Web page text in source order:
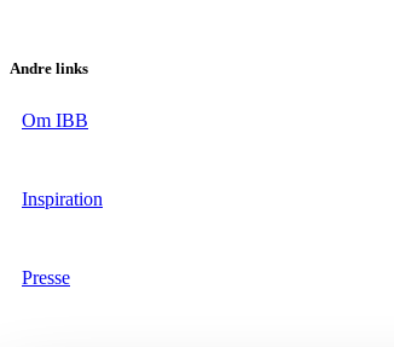
Andre links
Om IBB
Inspiration
Presse